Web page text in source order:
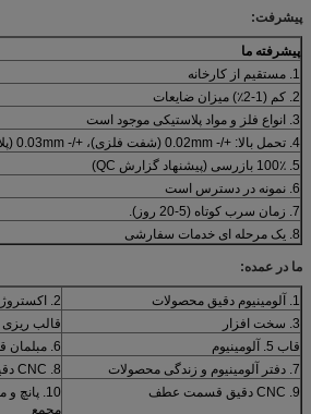
پیشرفت:
پیشرفته ما
1. مستقیم از کارخانه
2. کم (1-2٪) میزان ضایعات
3. انواع فلز و مواد پلاستیکی موجود است
4. تحمل بالا: +/- 0.02mm (شفت فلزی)، +/- 0.03mm (پلاستیکی)
5. 100٪ بازرسی (پیشنهاد گزارش QC)
6. نمونه در دسترس است
7. زمان سرب کوتاه (5-20 روز).
8. یک مرحله ای خدمات سفارشی
ما در عمده:
1. آلومینیوم دقیق محصولات
2. اکستروژن / پروفایل
3. سخت افزار
قالب ریزی و
قاب 5. آلومینیوم
6. مبلمان قسمت
7. دفتر آلومینیوم و زندگی محصولات
8. CNC دقیق فرز قسمت
9. CNC دقیق قسمت عطف
10.
مجمع